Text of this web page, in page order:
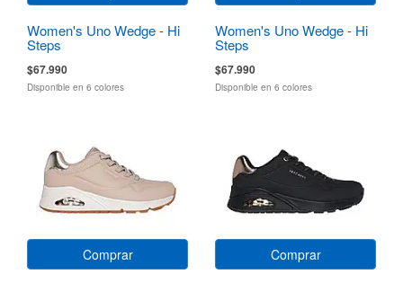
Women's Uno Wedge - Hi
Steps
$67.990
Disponible en 6 colores
Women's Uno Wedge - Hi
Steps
$67.990
Disponible en 6 colores
Comprar Comprar